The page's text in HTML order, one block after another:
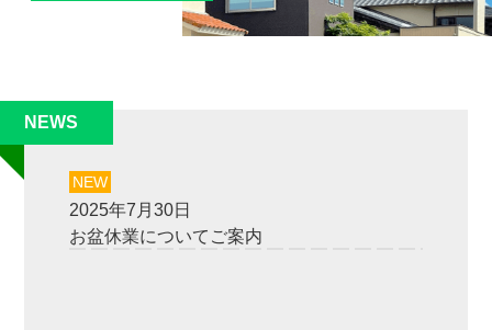
NEWS
2025年7月30日
お盆休業についてご案内